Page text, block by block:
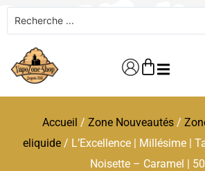
Accueil / Zone Nouveautés/
eliquide / L’Excellence | Millésime |
Noisette – Caramel |